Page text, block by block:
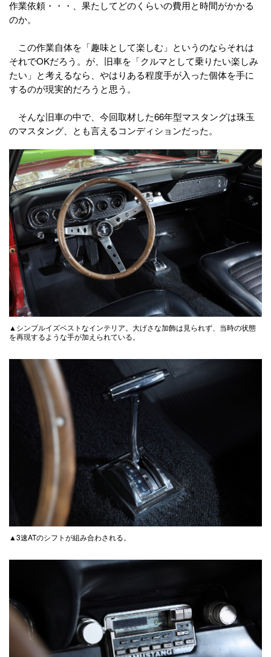
作業依頼・・・、果たしてどのくらいの費用と時間がかかる
のか。
この作業自体を「趣味として楽しむ」というのならそれは
それでOKだろう。が、旧車を「クルマとして乗りたい楽しみ
たい」と考えるなら、やはりある程度手が入った個体を手に
するのが現実的だろうと思う。
そんな旧車の中で、今回取材した66年型マスタングは珠玉
のマスタング、とも言えるコンディションだった。
▲シンプルイズベストなインテリア。大げさな加飾は見られず、当時の状態
を再現するような手が加えられている。
▲3速ATのシフトが組み合わされる。